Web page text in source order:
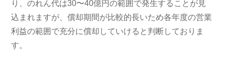
り、のれん代は30〜40億円の範囲で発生することが見
込まれますが、償却期間が比較的長いため各年度の営業
利益の範囲で充分に償却していけると判断しておりま
す。